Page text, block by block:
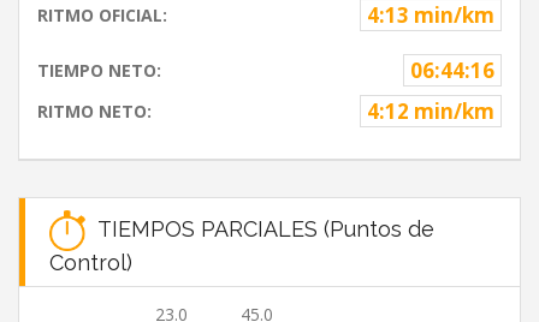
RITMO OFICIAL: 4:13 min/km
TIEMPO NETO: 06:44:16
RITMO NETO: 4:12 min/km
TIEMPOS PARCIALES (Puntos de
Control)
23.0 45.0